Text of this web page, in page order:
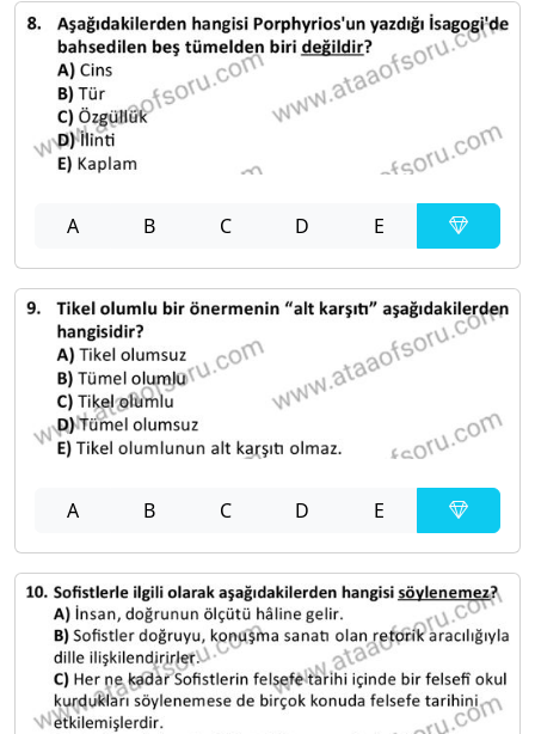
A B C D E
A B C D E